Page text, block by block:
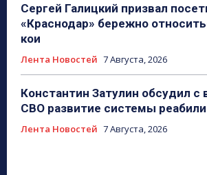
Сергей Галицкий призвал
«Краснодар» бережно
кои
Лента Новостей 7 Августа, 2026
Константин Затулин обсудил с
СВО развитие системы
Лента Новостей 7 Августа, 2026